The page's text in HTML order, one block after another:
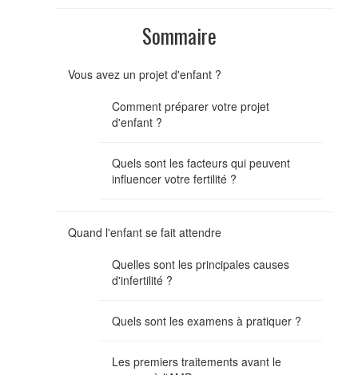
Sommaire
Vous avez un projet d'enfant ?
Comment préparer votre projet
d'enfant ?
Quels sont les facteurs qui peuvent
influencer votre fertilité ?
Quand l'enfant se fait attendre
Quelles sont les principales causes
d'infertilité ?
Quels sont les examens à pratiquer ?
Les premiers traitements avant le